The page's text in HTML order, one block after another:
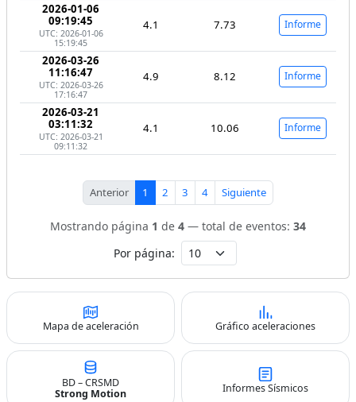
2026-01-06
09:19:45
UTC: 2026-01-06
15:19:45
4.1 7.73 Informe
2026-03-26
11:16:47
UTC: 2026-03-26
17:16:47
4.9 8.12 Informe
2026-03-21
03:11:32
UTC: 2026-03-21
09:11:32
4.1 10.06 Informe
Anterior 1 2 3 4 Siguiente
Mostrando página 1 de 4 — total de eventos: 34
Por página:
Mapa de aceleración Gráfico aceleraciones
BD – CRSMD
Strong Motion
Informes Sísmicos